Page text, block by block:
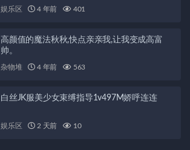
娱乐区 4 年前 401
高颜值的魔法秋秋,快点亲亲我,让我变成高富
帅。
杂物堆 4 年前 563
白丝JK服美少女束缚指导1v497M娇呼连连
娱乐区 2 天前 10